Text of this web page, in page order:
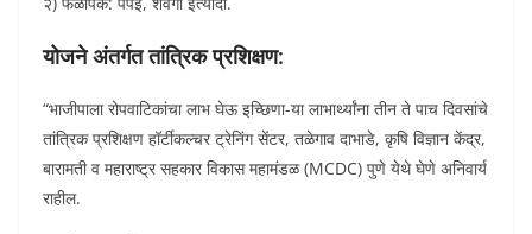
योजने अंतर्गत तांत्रिक प्रशिक्षण:
“भाजीपाला रोपवाटिकांचा लाभ घेऊ इच्छिणा-या लाभार्थ्यांना तीन ते पाच दिवसांचे
तांत्रिक प्रशिक्षण हॉर्टीकल्चर ट्रेनिंग सेंटर, तळेगाव दाभाडे, कृषि विज्ञान केंद्र,
बारामती व महाराष्ट्र सहकार विकास महामंडळ (MCDC) पुणे येथे घेणे अनिवार्य
राहील.